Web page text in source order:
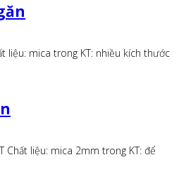
liệu: mica trong KT: nhiều kích thước
Chất liệu: mica 2mm trong KT: để